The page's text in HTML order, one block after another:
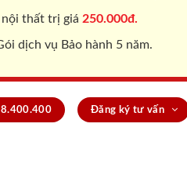
nội thất trị giá 250.000đ.
dịch vụ Bảo hành 5 năm.
Đăng ký tư vấn